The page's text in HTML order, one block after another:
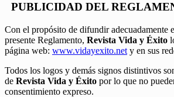
PUBLICIDAD DEL
Con el propósito de difundir adecuadamente
presente Reglamento, Revista Vida y Éxito
página web: www.vidayexito.net y en sus
Todos los logos y demás signos distintivos
de Revista Vida y Éxito por lo que no
consentimiento expreso.